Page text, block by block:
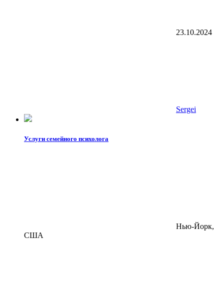
23.10.2024
Sergei
Услуги семейного психолога
Нью-Йорк,
США